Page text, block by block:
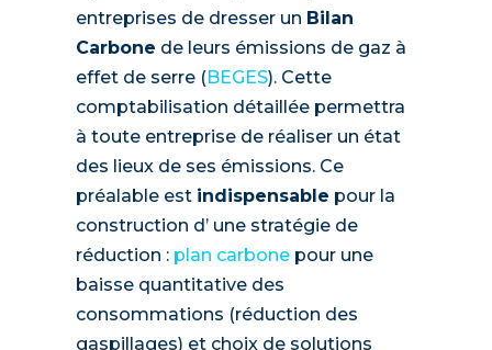
entreprises de dresser un Bilan
Carbone de leurs émissions de gaz à
effet de serre (BEGES). Cette
comptabilisation détaillée permettra
à toute entreprise de réaliser un état
des lieux de ses émissions. Ce
préalable est indispensable pour la
construction d’ une stratégie de
réduction : plan carbonepour une
baisse quantitative des
consommations (réduction des
gaspillages) et choix de solutions